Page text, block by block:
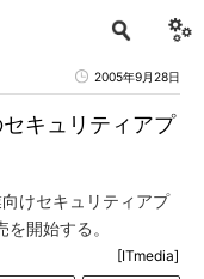
2005年9月28日
キュリティアプ
けセキュリティアプ
開始する。
[ITmedia]